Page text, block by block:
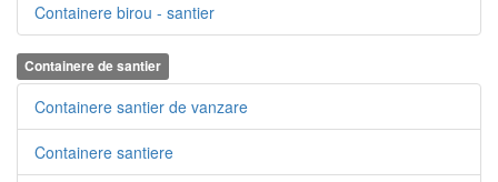
Containere birou - santier
Containere de santier
Containere santier de vanzare
Containere santiere